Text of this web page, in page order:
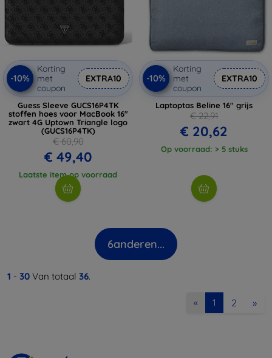
-10%
Korting
met
coupon
EXTRA10
Guess Sleeve GUCS16P4TK
stoffen hoes voor MacBook 16"
zwart 4G Uptown Triangle logo
(GUCS16P4TK)
€ 60,90
€ 49,40
Laatste item op voorraad
-10%
Korting
met
coupon
EXTRA10
Laptoptas Beline 16" grijs
€ 22,91
€ 20,62
Op voorraad: > 5 stuks
6anderen...
1 - 30 Van totaal 36.
« 1 2 »